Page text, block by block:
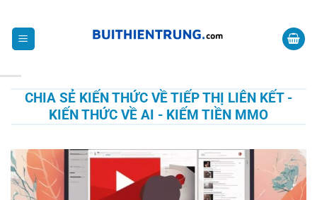
qua
CHIA SẺ KIẾN THỨC VỀ TIẾP THỊ LIÊN KẾT -
KIẾN THỨC VỀ AI - KIẾM TIỀN MMO